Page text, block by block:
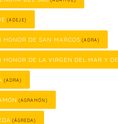
(ADEJE)
HONOR DE SAN MARCOS (ADRA)
HONOR DE LA VIRGEN DEL MAR Y
(ADRA)
(AGRAMÓN)
(ÁGREDA)